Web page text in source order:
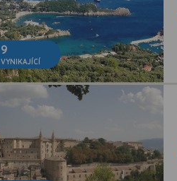
9
VYNIKAJÍCÍ